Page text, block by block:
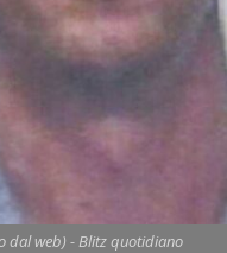
dal web) - Blitz quotidiano